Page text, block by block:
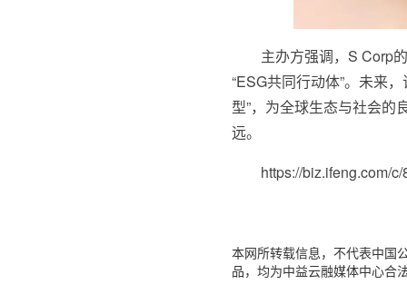
主办方强调，S Corp
“ESG共同行动体”。未来
型”，为全球生态与社会的
远。
https://biz.ifeng.com/
本网所转载信息，不代表中国
品，均为中益云融媒体中心合